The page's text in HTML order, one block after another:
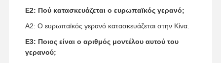
Ε2: Πού κατασκευάζεται ο ευρωπαϊκός γερανό;
Α2: Ο ευρωπαϊκός γερανό κατασκευάζεται στην Κίνα.
Ε3: Ποιος είναι ο αριθμός μοντέλου αυτού του
γερανού;